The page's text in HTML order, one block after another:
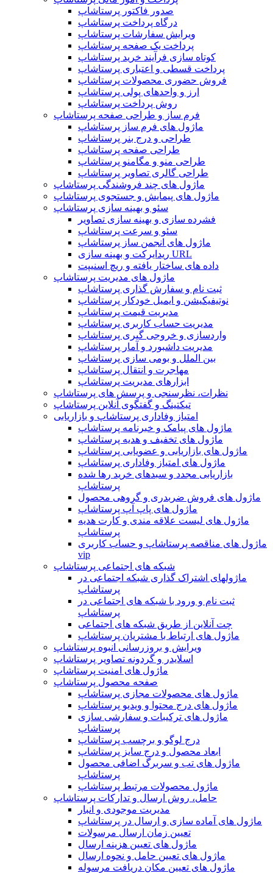
صدور فاکتور پرستاشاپ
درگاه پرداخت پرستاشاپ
ویرایش سفارشات پرستاشاپ
پرداخت یک صفحه پرستاشاپ
کوتاه سازی فرآیند خرید پرستاشاپ
پرداخت قسطی و اعتباری پرستاشاپ
فروش حضوری محصولات پرستاشاپ
ارز و واحدهای پولی پرستاشاپ
روش پرداخت پرستاشاپ
فرم ساز و طراحی صفحه پرستاشاپ
ماژول های فرم ساز پرستاشاپ
طراحی و درج بنر پرستاشاپ
طراحی صفحه پرستاشاپ
طراحی منو و مگامنو پرستاشاپ
طراحی گالری تصاویر پرستاشاپ
ماژول های چند فروشندگی پرستاشاپ
ماژول های پیمایش و جستجوی پرستاشاپ
سئو و بهینه سازی پرستاشاپ
فشرده سازی و بهینه سازی تصاویر
سئو و سرعت پرستاشاپ
ماژول های انجمن ساز پرستاشاپ
ریدایرکت و بهینه سازی URL
داده های ساختار یافته و ریچ اسنیپت
ماژول های مدیریت پرستاشاپ
ثبت نام و سفارش گذاری پرستاشاپ
نوتیفیکیشن و ایمیل خودکار پرستاشاپ
مدیریت قیمت پرستاشاپ
مدیریت حساب کاربری پرستاشاپ
واردسازی و خروجی گیری پرستاشاپ
مدیریت داشبورد و آمار پرستاشاپ
بین الملل و بومی سازی پرستاشاپ
مهاجرت و انتقال پرستاشاپ
ابزارهای مدیریت پرستاشاپ
نظرات، نظرسنجی و پرسش های پرستاشاپ
تیکتینگ و گفتگوی آنلاین پرستاشاپ
امتیاز وفاداری پرستاشاپ و بازاریابی
ماژول های پیامک و خبرنامه پرستاشاپ
ماژول های تخفیف و هدیه پرستاشاپ
ماژول های بازاریابی و عضویابی پرستاشاپ
ماژول های امتیاز وفاداری پرستاشاپ
بازاریابی مجدد و سبدهای خرید رها شده
پرستاشاپ
ماژول های فروش ضربدری و گروهی محصول
ماژول های پاپ آپ پرستاشاپ
ماژول های لیست علاقه مندی و کارت هدیه
پرستاشاپ
ماژول های مناقصه پرستاشاپ و حساب کاربری
vip
شبکه های اجتماعی پرستاشاپ
ماژولهای اشتراک‌ گذاری شبکه اجتماعی در
پرستاشاپ
ثبت نام و ورود با شبکه های اجتماعی در
پرستاشاپ
چت آنلاین از طریق شبکه های اجتماعی
ماژول های ارتباط با مشتریان پرستاشاپ
ویرایش و بروزرسانی انبوه پرستاشاپ
اسلایدر و گردونه تصاویر پرستاشاپ
ماژول های امنیت پرستاشاپ
صفحه محصول پرستاشاپ
ماژول های محصولات مجازی پرستاشاپ
ماژول های درج محتوا و ویدیو پرستاشاپ
ماژول های ترکیبات و سفارشی سازی
پرستاشاپ
درج لوگو و برچسب پرستاشاپ
ابعاد محصول و درج سایز پرستاشاپ
ماژول های تب و سربرگ اضافی محصول
پرستاشاپ
ماژول محصولات مرتبط پرستاشاپ
حامل، روش ارسال و تدارکات پرستاشاپ
مدیریت موجودی و انبار
ماژول های آماده سازی و ارسال در پرستاشاپ
تعیین زمان ارسال مرسولات
ماژول های تعیین هزینه ارسال
ماژول های تعیین حامل و نحوه ارسال
ماژول های تعیین مکان دریافت مرسوله